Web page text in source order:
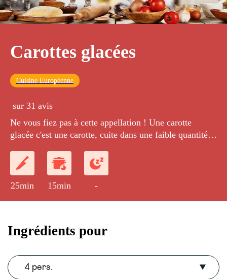
Carottes glacées
Cuisine Européenne
sur 31 avis
Ne vous fiez pas à cette appellation ! Une carotte
glacée c'est une carotte, cuite dans une faible quantités
l'accompagnement parfait des grandes recettes de
cuisine Française.
25min
15min -
Ingrédients pour
4 pers.